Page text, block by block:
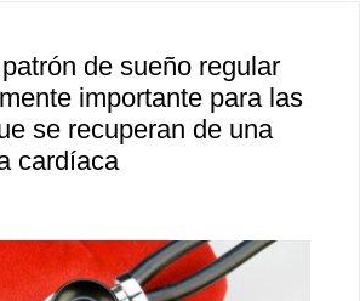
de sueño regular
importante para las
se recuperan de una
cardíaca